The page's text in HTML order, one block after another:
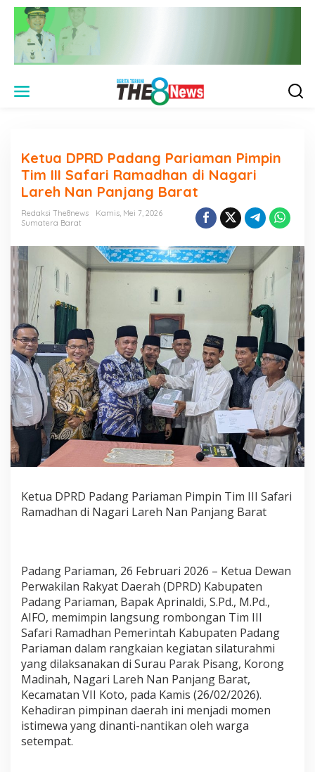
Ketua DPRD Padang Pariaman Pimpin
Tim III Safari Ramadhan di Nagari
Lareh Nan Panjang Barat
Redaksi The8news
Kamis, Mei 7, 2026
Sumatera Barat
Ketua DPRD Padang Pariaman Pimpin Tim III Safari
Ramadhan di Nagari Lareh Nan Panjang Barat
Padang Pariaman, 26 Februari 2026 – Ketua Dewan
Perwakilan Rakyat Daerah (DPRD) Kabupaten
Padang Pariaman, Bapak Aprinaldi, S.Pd., M.Pd.,
AIFO, memimpin langsung rombongan Tim III
Safari Ramadhan Pemerintah Kabupaten Padang
Pariaman dalam rangkaian kegiatan silaturahmi
yang dilaksanakan di Surau Parak Pisang, Korong
Madinah, Nagari Lareh Nan Panjang Barat,
Kecamatan VII Koto, pada Kamis (26/02/2026).
Kehadiran pimpinan daerah ini menjadi momen
istimewa yang dinanti-nantikan oleh warga
setempat.